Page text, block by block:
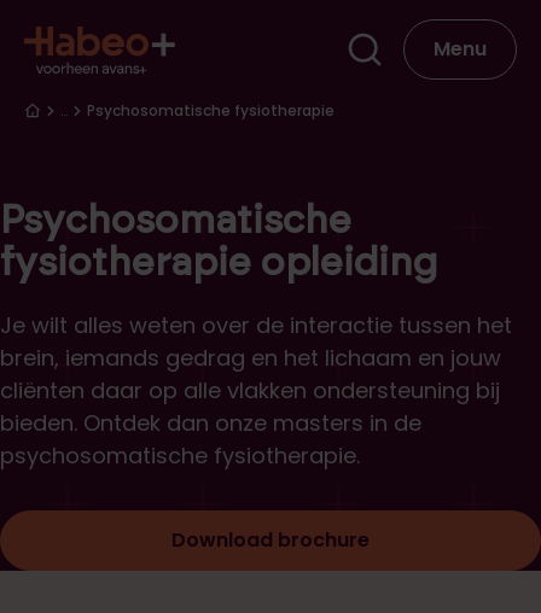
Menu
Kruimelpad
… Psychosomatische fysiotherapie
Psychosomatische
fysiotherapie opleiding
Je wilt alles weten over de interactie tussen het
brein, iemands gedrag en het lichaam en jouw
cliënten daar op alle vlakken ondersteuning bij
bieden. Ontdek dan onze masters in de
psychosomatische fysiotherapie.
Download brochure